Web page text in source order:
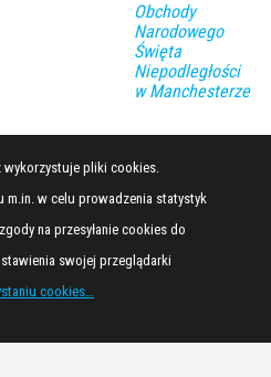
Obchody
Narodowego
Święta
Niepodległości
w Manchesterze
wykorzystuje pliki cookies.
m.in. w celu prowadzenia statystyk
na przesyłanie cookies do
swojej przeglądarki
cookies…